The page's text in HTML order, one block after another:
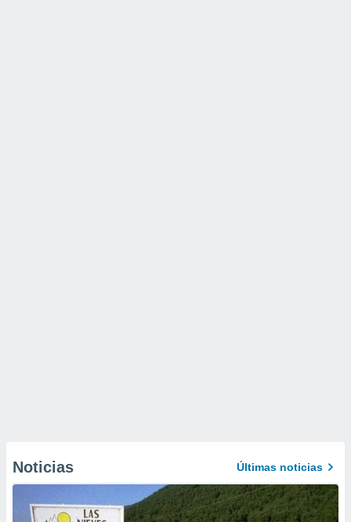
Noticias Últimas noticias